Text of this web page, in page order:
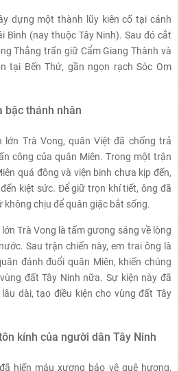
dựng một thành lũy kiên cố tại cánh
Bình (nay thuộc Tây Ninh). Sau đó cắt
Thắng trấn giữ Cẩm Giang Thành và
tại Bến Thứ, gần ngọn rạch Sóc Om
bậc thánh nhân
lớn Trà Vong, quân Việt đã chống trả
công của quân Miên. Trong một trận
quá đông và viện binh chưa kịp đến,
kiệt sức. Để giữ trọn khí tiết, ông đã
chịu để quân giặc bắt sống.
Trà Vong là tấm gương sáng về lòng
Sau trận chiến này, em trai ông là
đánh đuổi quân Miên, khiến chúng
đất Tây Ninh nữa. Sự kiện này đã
dài, tạo điều kiện cho vùng đất Tây
kính của người dân Tây Ninh
hiến máu xương bảo vệ quê hương,